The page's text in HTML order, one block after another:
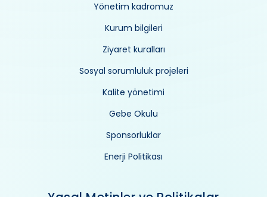
Yönetim kadromuz
Kurum bilgileri
Ziyaret kuralları
Sosyal sorumluluk projeleri
Kalite yönetimi
Gebe Okulu
Sponsorluklar
Enerji Politikası